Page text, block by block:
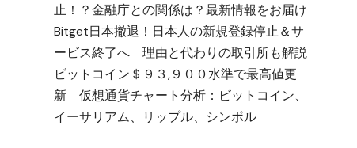
止！？金融庁との関係は？最新情報をお届け
Bitget日本撤退！日本人の新規登録停止＆サ
ービス終了へ 理由と代わりの取引所も解説
ビットコイン＄９３,９００水準で最高値更
新 仮想通貨チャート分析：ビットコイン、
イーサリアム、リップル、シンボル